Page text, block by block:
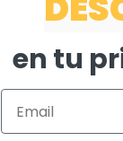
en tu
Email